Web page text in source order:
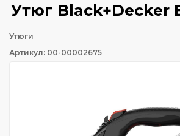
Утюг Black+Decker
Утюги
Артикул: 00-00002675